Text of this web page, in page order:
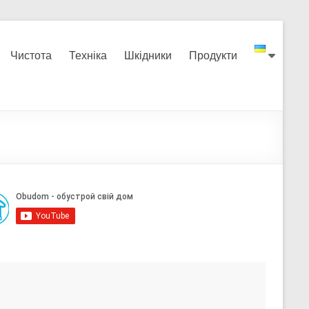
Чистота Техніка Шкідники Продукти